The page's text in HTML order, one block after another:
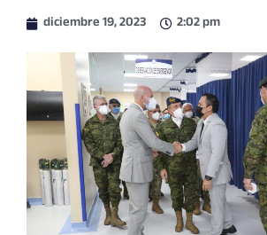
diciembre 19, 2023 2:02 pm